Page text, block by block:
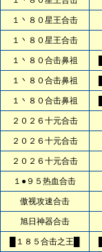
１丶８０星王合击
１丶８０星王合击
１丶８０合击鼻祖
１丶８０合击鼻祖
１丶８０合击鼻祖
２０２６十元合击
２０２６十元合击
２０２６十元合击
１●９５热血合击
傲视攻速合击
旭日神器合击
█１８５合击之王█